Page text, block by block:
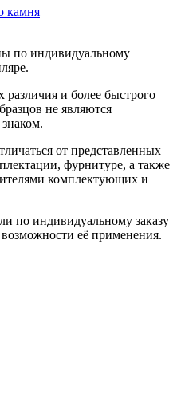
камня
по индивидуальному
и более быстрого
не являются
от представленных
фурнитуре, а также
комплектующих и
по индивидуальному заказу
её применения.